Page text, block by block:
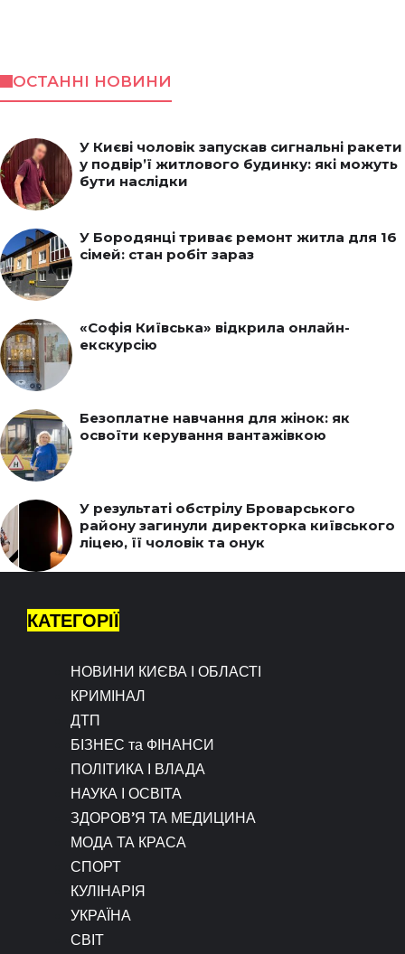
ОСТАННІ НОВИНИ
У Києві чоловік запускав сигнальні ракети
у подвір’ї житлового будинку: які можуть
бути наслідки
У Бородянці триває ремонт житла для 16
сімей: стан робіт зараз
«Софія Київська» відкрила онлайн-
екскурсію
Безоплатне навчання для жінок: як
освоїти керування вантажівкою
У результаті обстрілу Броварського
району загинули директорка київського
ліцею, її чоловік та онук
КАТЕГОРІЇ
НОВИНИ КИЄВА І ОБЛАСТІ
КРИМІНАЛ
ДТП
БІЗНЕС та ФІНАНСИ
ПОЛІТИКА І ВЛАДА
НАУКА І ОСВІТА
ЗДОРОВ’Я ТА МЕДИЦИНА
МОДА ТА КРАСА
СПОРТ
КУЛІНАРІЯ
УКРАЇНА
СВІТ